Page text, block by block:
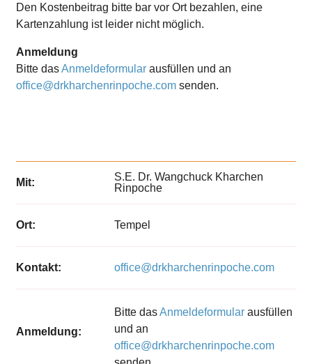
Den Kostenbeitrag bitte bar vor Ort bezahlen, eine
Kartenzahlung ist leider nicht möglich.
Anmeldung
Bitte dasAnmeldeformular ausfüllen und an
office@drkharchenrinpoche.com senden.
Mit:
S.E. Dr. Wangchuck Kharchen
Rinpoche
Ort: Tempel
Kontakt: office@drkharchenrinpoche.com
Anmeldung:
Bitte dasAnmeldeformularausfüllen
und an
office@drkharchenrinpoche.com